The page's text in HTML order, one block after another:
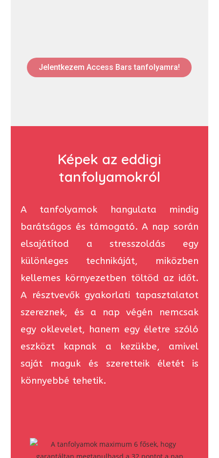
Jelentkezem Access Bars tanfolyamra!
Képek az eddigi
tanfolyamokról
A tanfolyamok hangulata mindig
barátságos és támogató. A nap során
elsajátítod a stresszoldás egy
különleges technikáját, miközben
kellemes környezetben töltöd az időt.
A résztvevők gyakorlati tapasztalatot
szereznek, és a nap végén nemcsak
egy oklevelet, hanem egy életre szóló
eszközt kapnak a kezükbe, amivel
saját maguk és szeretteik életét is
könnyebbé tehetik.